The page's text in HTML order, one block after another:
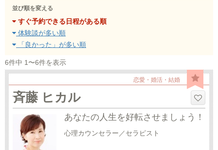
並び順を変える
すぐ予約できる日程がある順
体験談が多い順
「良かった」が多い順
6件中 1〜6件を表示
恋愛・婚活・結婚
斉藤 ヒカル
あなたの人生を好転させましょう！
心理カウンセラー／セラピスト